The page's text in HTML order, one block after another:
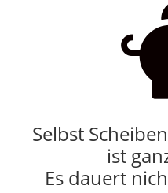
Selbst
ist
Es dauert